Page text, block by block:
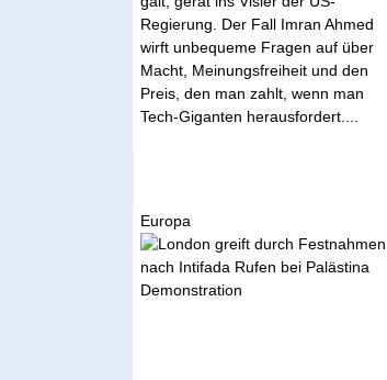
Regierung. Der Fall Imran Ahmed
wirft unbequeme Fragen auf über
Macht, Meinungsfreiheit und den
Preis, den man zahlt, wenn man
Tech-Giganten herausfordert....
Europa